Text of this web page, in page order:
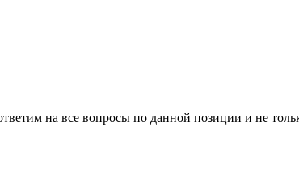
на все вопросы по данной позиции и не